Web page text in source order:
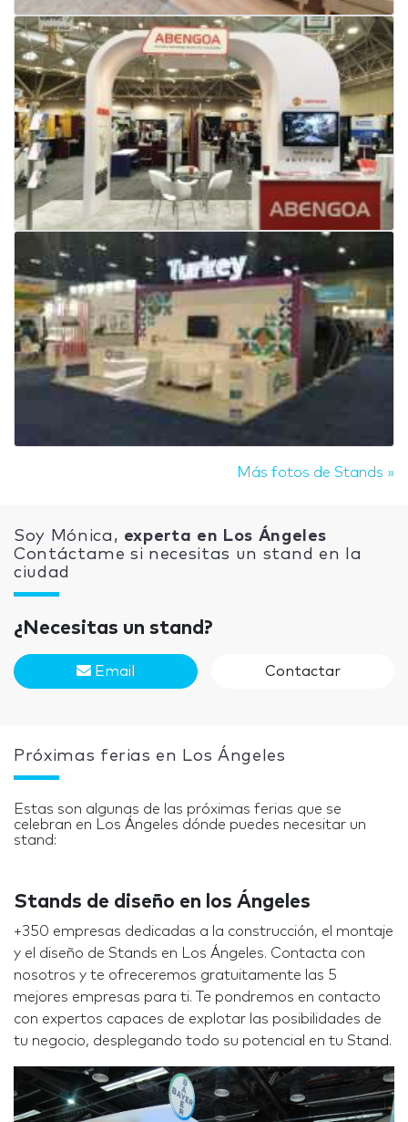
Más fotos de Stands »
Soy Mónica, experta en Los Ángeles
Contáctame si necesitas un stand en la
ciudad
¿Necesitas un stand?
Email Contactar
Próximas ferias en Los Ángeles
Estas son algunas de las próximas ferias que se
celebran en Los Ángeles dónde puedes necesitar un
stand:
Stands de diseño en los Ángeles
+350 empresas dedicadas a la construcción, el montaje
y el diseño de Stands en Los Ángeles. Contacta con
nosotros y te ofreceremos gratuitamente las 5
mejores empresas para ti. Te pondremos en contacto
con expertos capaces de explotar las posibilidades de
tu negocio, desplegando todo su potencial en tu Stand.